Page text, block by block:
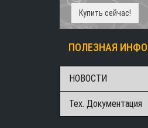
Купить сейчас!
ПОЛЕЗНАЯ
НОВОСТИ
Тех. Документация